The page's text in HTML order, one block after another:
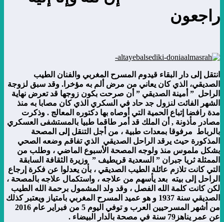
راجعون
انتقل إلى دار البقاء قيدوم المسرح المغربي والفنان الطيب
الصديقي، الذي كان يعاني من مرض ألم به مؤخرا. وقد سبق لزوجة
الراحل ” أمينة الصديقي ” أن صرحت بكون زوجها قد تعرض نهاية
الشهر الفائت لنزول جد حاد في السكري الذي كان مصابا به منذ
مدة رافضا إتباع الحمية التي أوصاه بها دكتوره المعالج . وذكرت
مصادر مأذونة , أن الملك قد أمر طاقما طبيا بالمستشفى العسكري
بالرباط مرفوقا بمعدات طبية ، من أجل التنقل إلى المصحة
المذكورة حيث يرقد الراحل الصديقي الذي تفاقم وضعه الصحي
بشكل ملموس منذ ولوجه المصحة الأسبوع الماضي ، وطلب من
الممثلة ثريا جبران ” السعدية قريطيف ” وزيرة الثقافة السابقة
التي كانت تلازم عائلة الطيب الصديقي ، بأن يعدلوا عن فكرة إرجاع
الراحل إلى بيته بعد يأسهم من علاجه ، واستكمال علاجه بالمصحة ،
لكن كانت كلمة الله الفصل ، وقد ولد المشمول برحمة الله الطيب
الصديقي سنة 1937 و هو عميد المسرح المغربي بامتياز ويعتبر كذلك
من أشهر المسرحيين العرب و توفي اليوم 5 من فبراير عام 2016
عن عمر يناهز79 سنة في مصحة بالدار البيضاء .